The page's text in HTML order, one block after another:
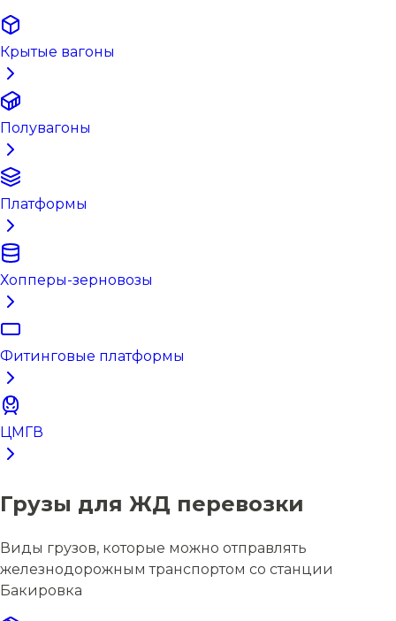
Крытые вагоны
Полувагоны
Платформы
Хопперы-зерновозы
Фитинговые платформы
ЦМГВ
Грузы для ЖД перевозки
Виды грузов, которые можно отправлять
железнодорожным транспортом со станции
Бакировка